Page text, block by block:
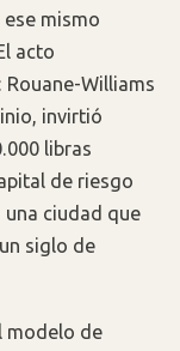
mismo
acto
Williams
invirtió
libras
de riesgo
ciudad que
siglo de
modelo de